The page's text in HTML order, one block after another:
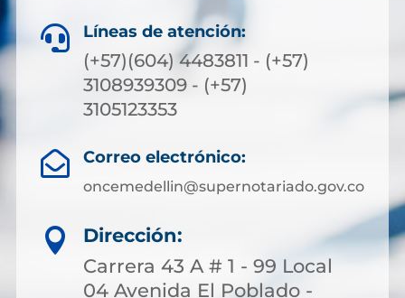
 Líneas de atención:
(+57)(604) 4483811 - (+57)
3108939309 - (+57)
3105123353
 Correo electrónico:
oncemedellin@supernotariado.gov.co

Dirección:
Carrera 43 A # 1 - 99 Local
04 Avenida El Poblado -